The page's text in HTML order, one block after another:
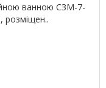
ванною СЗМ-7-
розміщен..